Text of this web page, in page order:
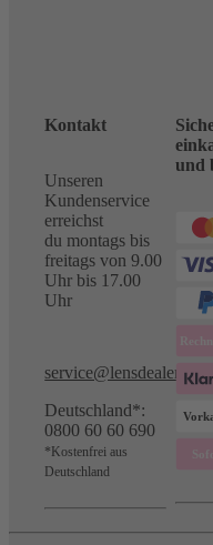
Kontakt
Unseren
Kundenservice
erreichst
du montags bis
freitags von 9.00
Uhr bis 17.00
Uhr
service@lensdealer.com
Deutschland*:
0800 60 60 690
*Kostenfrei aus
Deutschland
und